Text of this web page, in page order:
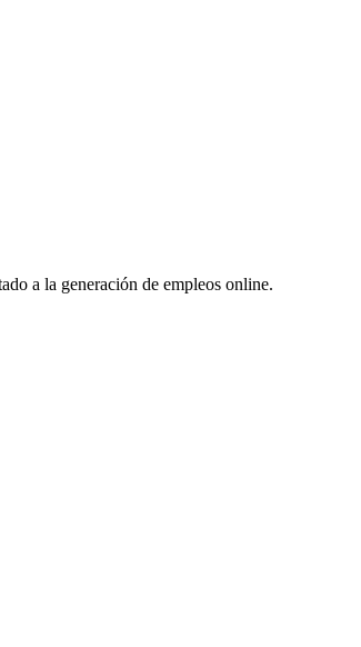
a la generación de empleos online.